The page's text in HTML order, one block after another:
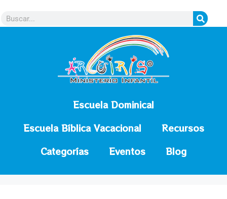
Escuela Dominical
Escuela Bíblica Vacacional
Recursos
Categorías
Eventos Blog